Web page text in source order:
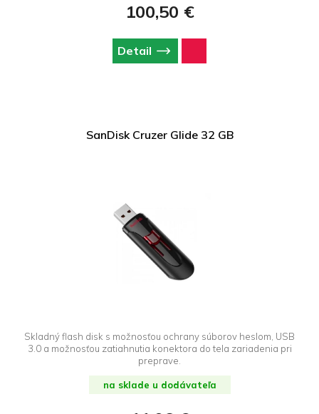
100,50 €
Detail
SanDisk Cruzer Glide 32 GB
Skladný flash disk s možnosťou ochrany súborov heslom, USB
3.0 a možnosťou zatiahnutia konektora do tela zariadenia pri
preprave.
na sklade u dodávateľa